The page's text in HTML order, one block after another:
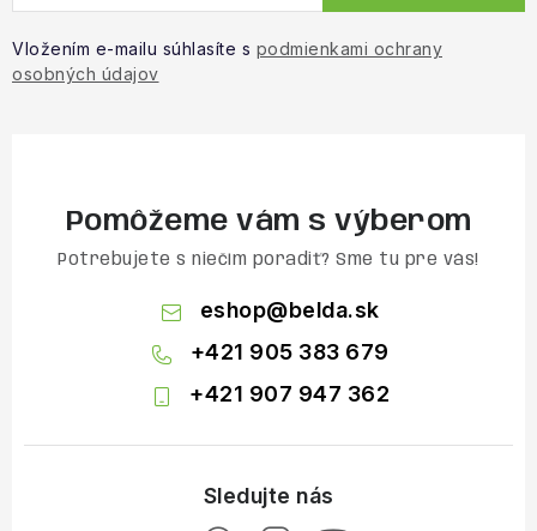
Vložením e-mailu súhlasíte s podmienkami ochrany
osobných údajov
Pomôžeme vám s výberom
Potrebujete s niečím poradiť? Sme tu pre vás!
eshop@belda.sk
+421 905 383 679
+421 907 947 362